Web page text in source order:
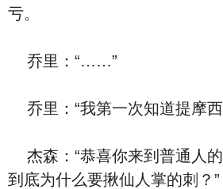
亏。
乔里：“……”
乔里：“我第一次知道提摩西
杰森：“恭喜你来到普通人
到底为什么要揪仙人掌的刺？”